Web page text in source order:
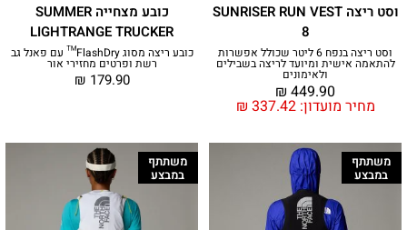
וסט ריצה SUNRISER RUN VEST
8
וסט ריצה בנפח 6 ליטר שכולל אפשרות
להתאמה אישית ומיועד לריצה בשבילים
ולאימונים
מחיר מועדון: ₪ 337.42
₪ 449.90
כובע מצחייה SUMMER
LIGHTRANGE TRUCKER
כובע ריצה מסוג FlashDry™ עם פאנל גב
רשת ופרטים מחזירי אור
₪ 179.90
משתתף
במבצע
משתתף
במבצע